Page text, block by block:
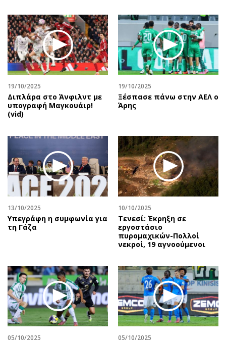
19/10/2025
Διπλάρα στο Άνφιλντ με
υπογραφή Μαγκουάιρ!
(vid)
19/10/2025
Ξέσπασε πάνω στην ΑΕΛ ο
Άρης
13/10/2025
Υπεγράφη η συμφωνία για
τη Γάζα
10/10/2025
Τενεσί: Έκρηξη σε
εργοστάσιο
πυρομαχικών-Πολλοί
νεκροί, 19 αγνοούμενοι
05/10/2025 05/10/2025